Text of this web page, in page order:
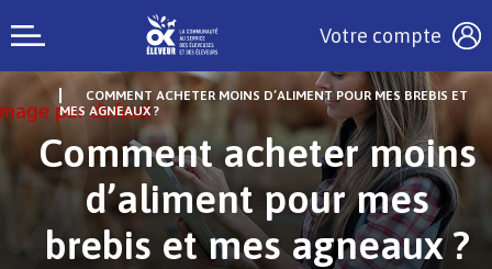
Votre compte
COMMENT ACHETER MOINS D’ALIMENT POUR MES BREBIS ET
MES AGNEAUX ?
Comment acheter moins
d’aliment pour mes
brebis et mes agneaux ?